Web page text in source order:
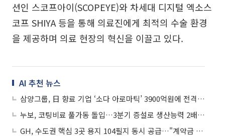
션인 스코프아이(SCOPEYE)와 차세대 디지털 엑소스
코프 SHIYA 등을 통해 의료진에게 최적의 수술 환경
을 제공하며 의료 현장의 혁신을 이끌고 있다.
AI 추천 뉴스
삼양그룹, 日 향료 기업 ‘소다 아로마틱’ 3900억원에 전격 인수
누보, 코팅비료 풀가동 돌입…3분기 증설로 생산능력 2배 확대
GH, 수도권 핵심 3곳 용지 104필지 동시 공급…"계약금 10%에 최대 9% 할인"